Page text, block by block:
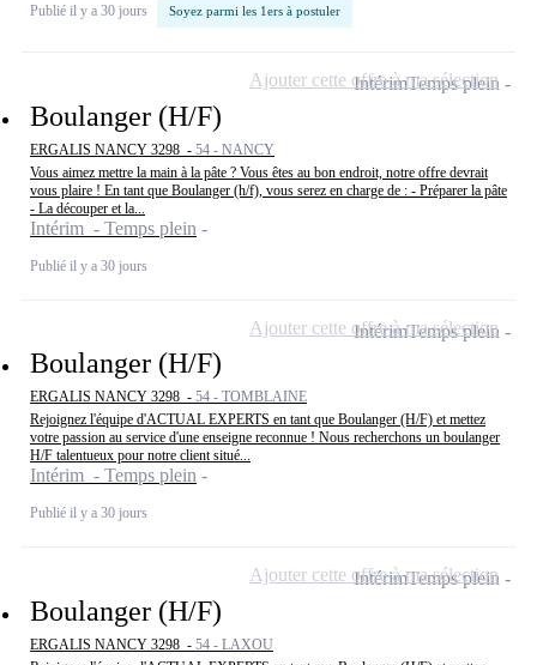
Publié il y a 30 jours Soyez parmi les 1ers à postuler
Boulanger (H/F)
ERGALIS NANCY 3298 - 54 - NANCY
Vous aimez mettre la main à la pâte ? Vous êtes au bon endroit, notre offre devrait
vous plaire ! En tant que Boulanger (h/f), vous serez en charge de : - Préparer la pâte
- La découper et la...
Intérim - Temps plein
Publié il y a 30 jours
IntérimTemps plein
Ajouter cette offre à ma sélection
Boulanger (H/F)
ERGALIS NANCY 3298 - 54 - TOMBLAINE
Rejoignez l'équipe d'ACTUAL EXPERTS en tant que Boulanger (H/F) et mettez
votre passion au service d'une enseigne reconnue ! Nous recherchons un boulanger
H/F talentueux pour notre client situé...
Intérim - Temps plein
Publié il y a 30 jours
IntérimTemps plein
Ajouter cette offre à ma sélection
Boulanger (H/F)
ERGALIS NANCY 3298 - 54 - LAXOU
IntérimTemps plein
Ajouter cette offre à ma sélection